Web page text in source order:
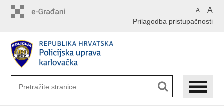
A A
Prilagodba pristupačnosti